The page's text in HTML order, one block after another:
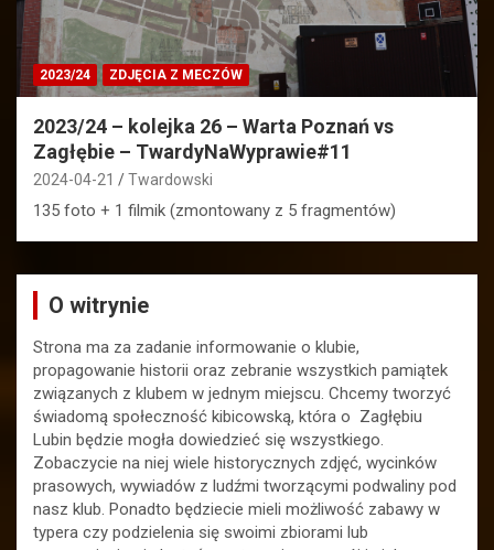
2023/24 ZDJĘCIA Z MECZÓW
2023/24 – kolejka 26 – Warta Poznań vs
Zagłębie – TwardyNaWyprawie#11
2024-04-21 Twardowski
135 foto + 1 filmik (zmontowany z 5 fragmentów)
O witrynie
Strona ma za zadanie informowanie o klubie,
propagowanie historii oraz zebranie wszystkich pamiątek
związanych z klubem w jednym miejscu. Chcemy tworzyć
świadomą społeczność kibicowską, która o Zagłębiu
Lubin będzie mogła dowiedzieć się wszystkiego.
Zobaczycie na niej wiele historycznych zdjęć, wycinków
prasowych, wywiadów z ludźmi tworzącymi podwaliny pod
nasz klub. Ponadto będziecie mieli możliwość zabawy w
typera czy podzielenia się swoimi zbiorami lub